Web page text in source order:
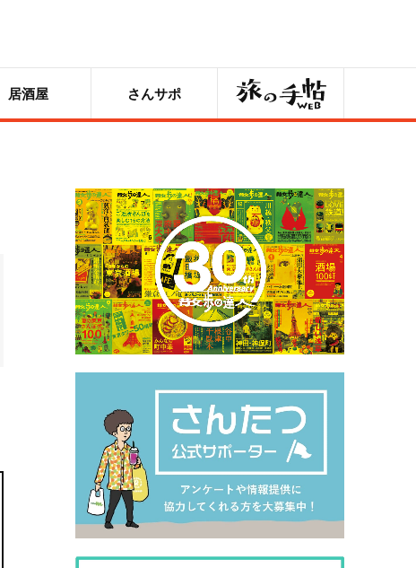
居酒屋 さんサポ 旅の手帖